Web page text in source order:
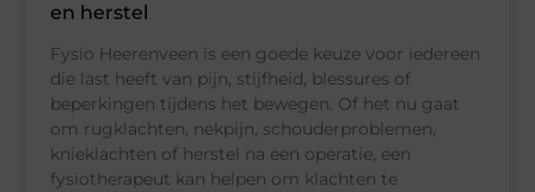
en herstel
Fysio Heerenveen is een goede keuze voor iedereen
die last heeft van pijn, stijfheid, blessures of
beperkingen tijdens het bewegen. Of het nu gaat
om rugklachten, nekpijn, schouderproblemen,
knieklachten of herstel na een operatie, een
fysiotherapeut kan helpen om klachten te